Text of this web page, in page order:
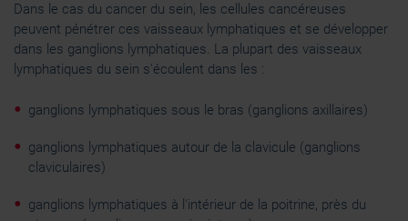
Dans le cas du cancer du sein, les cellules cancéreuses
peuvent pénétrer ces vaisseaux lymphatiques et se développer
dans les ganglions lymphatiques. La plupart des vaisseaux
lymphatiques du sein s'écoulent dans les :
ganglions lymphatiques sous le bras (ganglions axillaires)
ganglions lymphatiques autour de la clavicule (ganglions
claviculaires)
ganglions lymphatiques à l'intérieur de la poitrine, près du